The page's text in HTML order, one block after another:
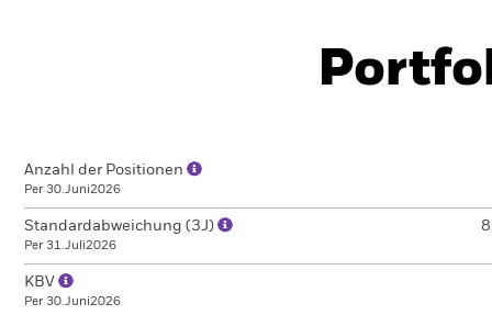
Anzahl der Positionen
Per 30.Juni2026
Standardabweichung (3J)
Per 31.Juli2026
KBV
Per 30.Juni2026